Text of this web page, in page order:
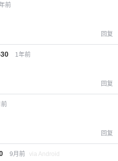
前
回复
1年前
回复
前
回复
9月前 via Android